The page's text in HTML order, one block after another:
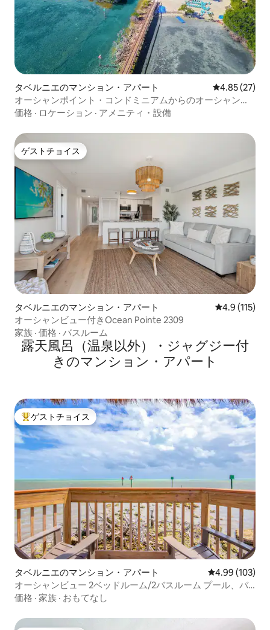
タベルニエのマンション・アパート レビュー27
4.85 (27)
オーシャンポイント・コンドミニアムからのオーシャンビ
ュー
価格 · ロケーション · アメニティ・設備
ゲストチョイス
ゲストチョイス
タベルニエのマンション・アパート レビュー115
4.9 (115)
オーシャンビュー付きOcean Pointe 2309
家族 · 価格 · バスルーム
露天風呂（温泉以外）・ジャグジー付
きのマンション・アパート
大好評のゲストチョイスです。
ゲストチョイス
タベルニエのマンション・アパート レビュー103
4.99 (103)
オーシャンビュー 2ベッドルーム/2バスルーム プール、バ
ー、ジム、ドッキング28フィート
価格 · 家族 · おもてなし